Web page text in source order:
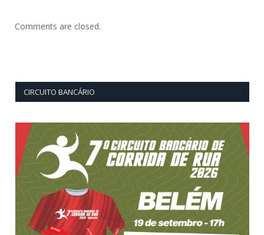
Comments are closed.
CIRCUITO BANCÁRIO